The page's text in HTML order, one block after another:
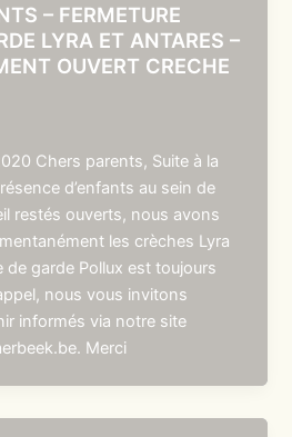
– FERMETURE
LYRA ET ANTARES –
OUVERT CRECHE
Chers parents, Suite à la
d’enfants au sein de
restés ouverts, nous avons
les crèches Lyra
de garde Pollux est toujours
nous vous invitons
informés via notre site
Merci